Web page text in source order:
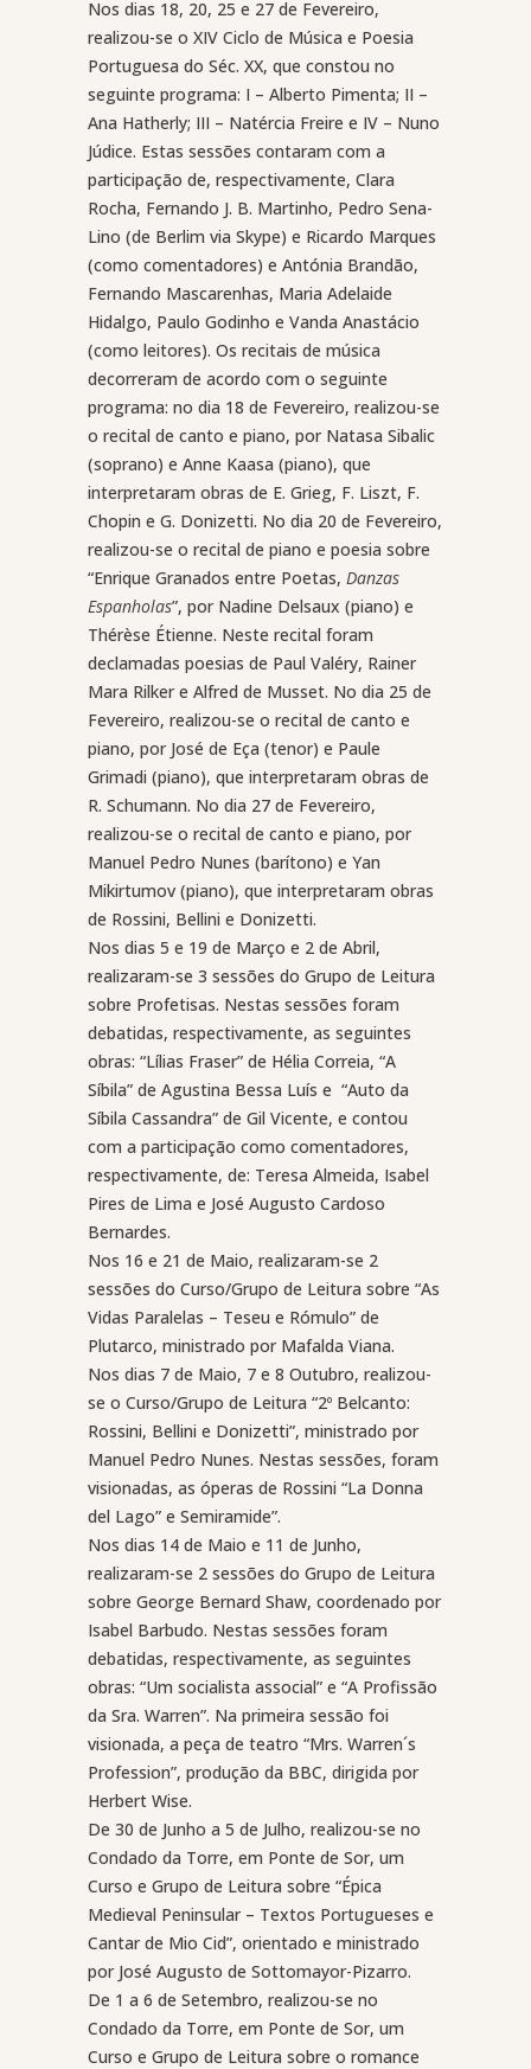
Nos dias 18, 20, 25 e 27 de Fevereiro,
realizou-se o XIV Ciclo de Música e Poesia
Portuguesa do Séc. XX, que constou no
seguinte programa: I – Alberto Pimenta; II –
Ana Hatherly; III – Natércia Freire e IV – Nuno
Júdice. Estas sessões contaram com a
participação de, respectivamente, Clara
Rocha, Fernando J. B. Martinho, Pedro Sena-
Lino (de Berlim via Skype) e Ricardo Marques
(como comentadores) e Antónia Brandão,
Fernando Mascarenhas, Maria Adelaide
Hidalgo, Paulo Godinho e Vanda Anastácio
(como leitores). Os recitais de música
decorreram de acordo com o seguinte
programa: no dia 18 de Fevereiro, realizou-se
o recital de canto e piano, por Natasa Sibalic
(soprano) e Anne Kaasa (piano), que
interpretaram obras de E. Grieg, F. Liszt, F.
Chopin e G. Donizetti. No dia 20 de Fevereiro,
realizou-se o recital de piano e poesia sobre
“Enrique Granados entre Poetas, Danzas
Espanholas”, por Nadine Delsaux (piano) e
Thérèse Étienne. Neste recital foram
declamadas poesias de Paul Valéry, Rainer
Mara Rilker e Alfred de Musset. No dia 25 de
Fevereiro, realizou-se o recital de canto e
piano, por José de Eça (tenor) e Paule
Grimadi (piano), que interpretaram obras de
R. Schumann. No dia 27 de Fevereiro,
realizou-se o recital de canto e piano, por
Manuel Pedro Nunes (barítono) e Yan
Mikirtumov (piano), que interpretaram obras
de Rossini, Bellini e Donizetti.
Nos dias 5 e 19 de Março e 2 de Abril,
realizaram-se 3 sessões do Grupo de Leitura
sobre Profetisas. Nestas sessões foram
debatidas, respectivamente, as seguintes
obras: “Lílias Fraser” de Hélia Correia, “A
Síbila” de Agustina Bessa Luís e “Auto da
Síbila Cassandra” de Gil Vicente, e contou
com a participação como comentadores,
respectivamente, de: Teresa Almeida, Isabel
Pires de Lima e José Augusto Cardoso
Bernardes.
Nos 16 e 21 de Maio, realizaram-se 2
sessões do Curso/Grupo de Leitura sobre “As
Vidas Paralelas – Teseu e Rómulo” de
Plutarco, ministrado por Mafalda Viana.
Nos dias 7 de Maio, 7 e 8 Outubro, realizou-
se o Curso/Grupo de Leitura “2º Belcanto:
Rossini, Bellini e Donizetti”, ministrado por
Manuel Pedro Nunes. Nestas sessões, foram
visionadas, as óperas de Rossini “La Donna
del Lago” e Semiramide”.
Nos dias 14 de Maio e 11 de Junho,
realizaram-se 2 sessões do Grupo de Leitura
sobre George Bernard Shaw, coordenado por
Isabel Barbudo. Nestas sessões foram
debatidas, respectivamente, as seguintes
obras: “Um socialista associal” e “A Profissão
da Sra. Warren”. Na primeira sessão foi
visionada, a peça de teatro “Mrs. Warren´s
Profession”, produção da BBC, dirigida por
Herbert Wise.
De 30 de Junho a 5 de Julho, realizou-se no
Condado da Torre, em Ponte de Sor, um
Curso e Grupo de Leitura sobre “Épica
Medieval Peninsular – Textos Portugueses e
Cantar de Mio Cid”, orientado e ministrado
por José Augusto de Sottomayor-Pizarro.
De 1 a 6 de Setembro, realizou-se no
Condado da Torre, em Ponte de Sor, um
Curso e Grupo de Leitura sobre o romance